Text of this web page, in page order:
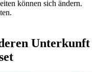
können sich ändern.
Unterkunft